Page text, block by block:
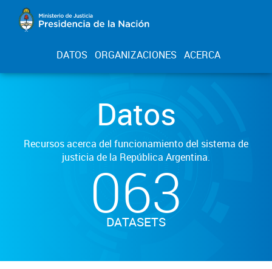
DATOS ORGANIZACIONES ACERCA
Datos
Recursos acerca del funcionamiento del sistema de
justicia de la República Argentina.
063
DATASETS